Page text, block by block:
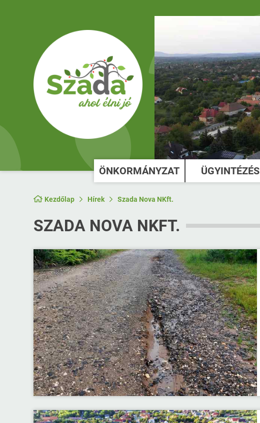
ÖNKORMÁNYZAT ÜGYINTÉZÉS
Kezdőlap Hírek Szada Nova NKft.
SZADA NOVA NKFT.